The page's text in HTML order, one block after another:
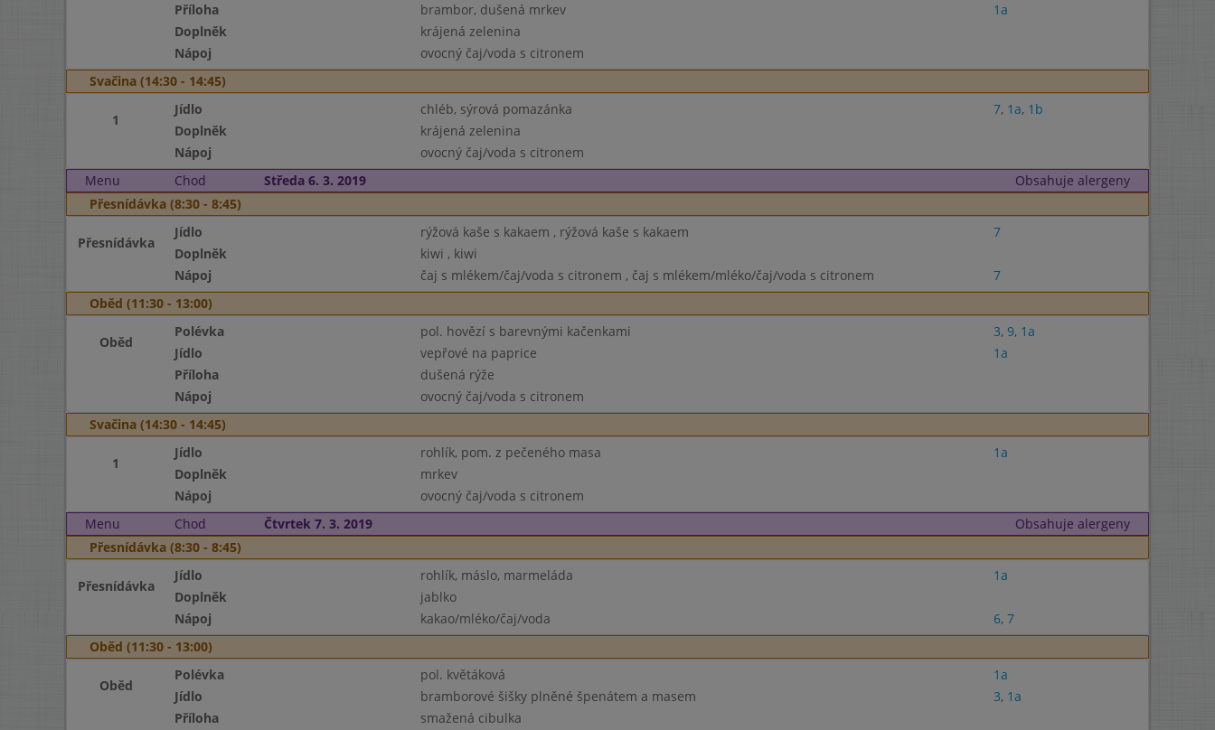
Příloha
brambor, dušená mrkev
1a
Doplněk
krájená zelenina
Nápoj
ovocný čaj/voda s citronem
Svačina (14:30 - 14:45)
1
Jídlo chléb, sýrová pomazánka 7, 1a, 1b
Doplněk
krájená zelenina
Nápoj
ovocný čaj/voda s citronem
Menu
Chod Středa 6. 3. 2019
Obsahuje alergeny
Přesnídávka (8:30 - 8:45)
Přesnídávka
Jídlo rýžová kaše s kakaem , rýžová kaše s kakaem
7
Doplněk
kiwi , kiwi
Nápoj
čaj s mlékem/čaj/voda s citronem , čaj s mlékem/mléko/čaj/voda s citronem
7
Oběd (11:30 - 13:00)
Oběd
Polévka pol. hovězí s barevnými kačenkami 3, 9, 1a
Jídlo
vepřové na paprice
1a
Příloha
dušená rýže
Nápoj
ovocný čaj/voda s citronem
Svačina (14:30 - 14:45)
1
Jídlo rohlík, pom. z pečeného masa
1a
Doplněk
mrkev
Nápoj
ovocný čaj/voda s citronem
Menu
Chod Čtvrtek 7. 3. 2019
Obsahuje alergeny
Přesnídávka (8:30 - 8:45)
Přesnídávka
Jídlo rohlík, máslo, marmeláda
1a
Doplněk
jablko
Nápoj
kakao/mléko/čaj/voda 6, 7
Oběd (11:30 - 13:00)
Oběd
Polévka pol. květáková
1a
Jídlo
bramborové šišky plněné špenátem a masem 3, 1a
Příloha
smažená cibulka